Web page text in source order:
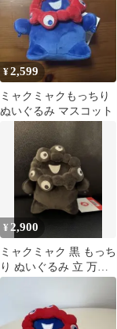
¥2,599
ミャクミャクもっちり
ぬいぐるみ マスコット
¥ 2,900
ミャクミャク 黒 もっち
り ぬいぐるみ 立 万博
黒ミャク